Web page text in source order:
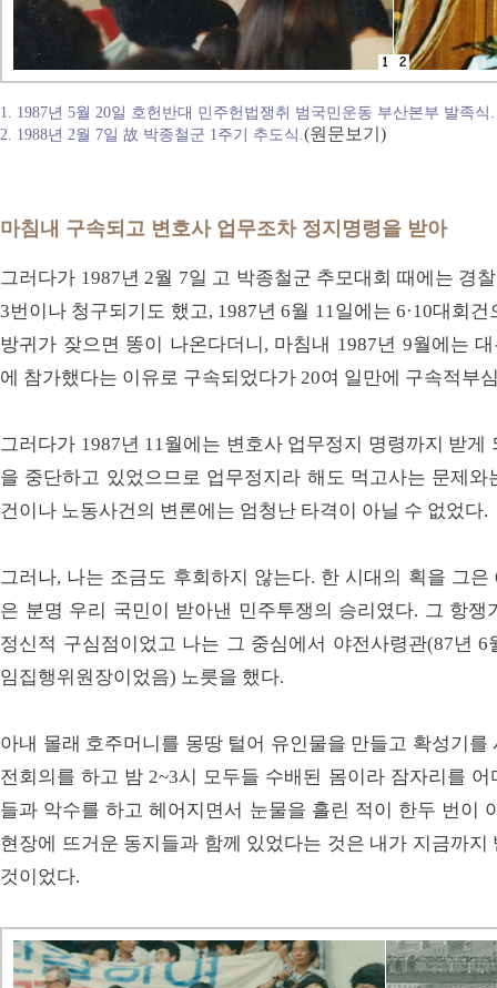
1. 1987년 5월 20일 호헌반대 민주헌법쟁취 범국민운동 부산본부 발족
2. 1988년 2월 7일 故 박종철군 1주기 추도식.(원문보기)
마침내 구속되고 변호사 업무조차 정지명령을 받아
그러다가 1987년 2월 7일 고 박종철군 추모대회 때에는 경
3번이나 청구되기도 했고, 1987년 6월 11일에는 6·10대회
방귀가 잦으면 똥이 나온다더니, 마침내 1987년 9월에는
에 참가했다는 이유로 구속되었다가 20여 일만에 구속적부
그러다가 1987년 11월에는 변호사 업무정지 명령까지 받게
을 중단하고 있었으므로 업무정지라 해도 먹고사는 문제
건이나 노동사건의 변론에는 엄청난 타격이 아닐 수 없었다.
그러나, 나는 조금도 후회하지 않는다. 한 시대의 획을 그은
은 분명 우리 국민이 받아낸 민주투쟁의 승리였다. 그 항쟁
정신적 구심점이었고 나는 그 중심에서 야전사령관(87년
임집행위원장이었음) 노릇을 했다.
아내 몰래 호주머니를 몽땅 털어 유인물을 만들고 확성기
전회의를 하고 밤 2~3시 모두들 수배된 몸이라 잠자리를
들과 악수를 하고 헤어지면서 눈물을 흘린 적이 한두 번이
현장에 뜨거운 동지들과 함께 있었다는 것은 내가 지금까
것이었다.